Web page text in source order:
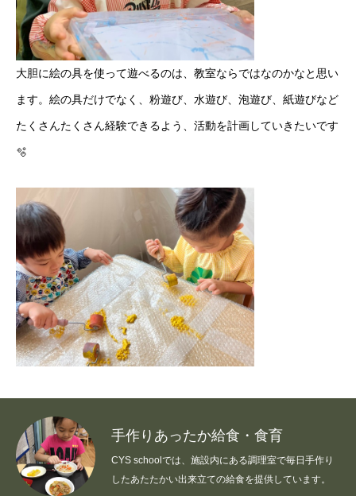
ABOUT CYS schoolについて
LOCATION
MESSAGE
BLOG
INFORMATION ご利用案内
CONTACT 見学・お問い合せ
大胆に絵の具を使って遊べるのは、教室ならではなのかなと思い
ます。絵の具だけでなく、粉遊び、水遊び、泡遊び、紙遊びなど
たくさんたくさん経験できるよう、活動を計画していきたいです
🫧
手作りあったか給食・食育
CYS schoolでは、施設内にある調理室で毎日手作り
したあたたかい出来立ての給食を提供しています。